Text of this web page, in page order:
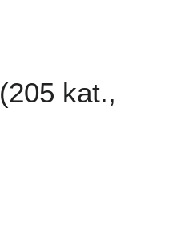
(205 kat.,